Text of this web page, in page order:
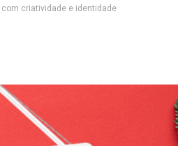
criatividade e identidade